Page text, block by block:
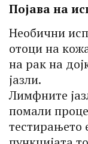
Појава на
Необични
отоци на
на рак на
јазли.
Лимфните
помали
тестирањето